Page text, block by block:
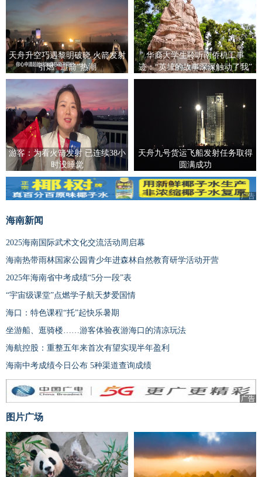
天舟升空巧遇黎明破晓 火箭发射
引燃 “追箭”热潮
华裔大学生聆听南侨机工事
迹：“英雄的故事深深触动了我”
游客：为看火箭发射 已连续38小
时没睡觉
天舟九号货运飞船发射任务取得
圆满成功
广告
海南新闻
2025海南国际武术文化交流活动周启幕
海南热带雨林国家公园青少年进森林自然教育研学活动开营
2025年海南省中考成绩“5分一段”表
“宇宙级课堂”点燃学子航天梦爱国情
海口：特色课程“托”起快乐暑期
坐游船、逛骑楼……游客体验夜游海口的清凉玩法
海航控股：重整五年来首次有望实现半年盈利
海南中考成绩今日公布 5种渠道查询成绩
广告
图片广场